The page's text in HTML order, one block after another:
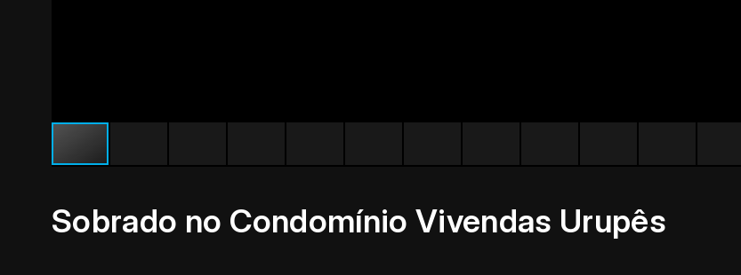
Sobrado no Condomínio Vivendas Urupês